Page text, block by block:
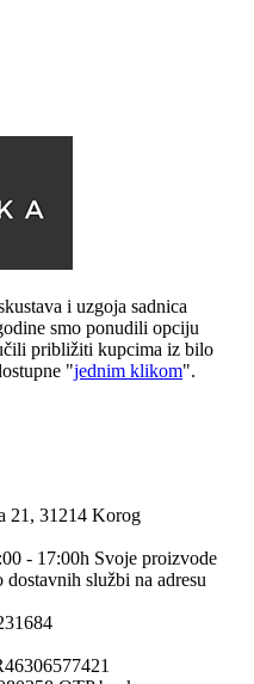
i uzgoja sadnica
smo ponudili opciju
približiti kupcima iz bilo
"jednim klikom".
21, 31214 Korog
- 17:00h Svoje proizvode
službi na adresu